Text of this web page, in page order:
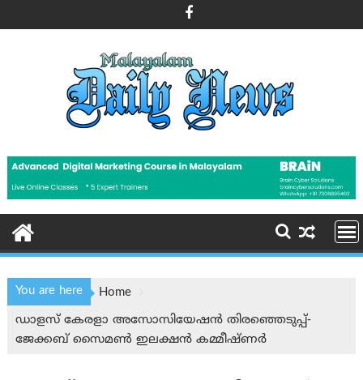
to
You are here
Home
ഡാളസ് കേരളാ അസോസിയേഷൻ തിരഞ്ഞെടുപ്പ്-
ജേക്കബ് സൈമൺ ഇലക്ഷൻ കമ്മീഷ്ണർ